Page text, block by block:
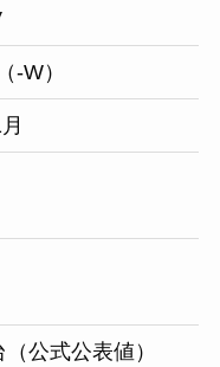
-W）
公式公表値）